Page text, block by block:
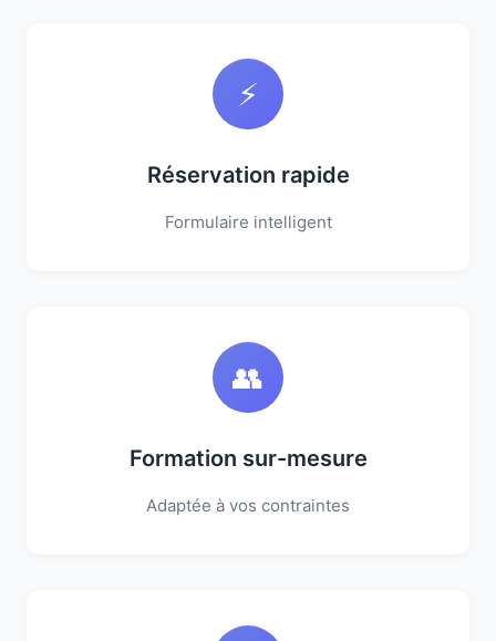
⚡
Réservation rapide
Formulaire intelligent
👥
Formation sur-mesure
Adaptée à vos contraintes